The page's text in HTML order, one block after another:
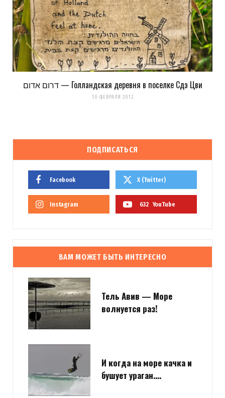
דרום אדום — Голландская деревня в поселке Сдэ Цви
10 ФЕВРАЛЯ 2012
ПОДПИСАТЬСЯ
Facebook X (Twitter)
Instagram 632 YouTube
ВАМ МОЖЕТ БЫТЬ ИНТЕРЕСНО
Тель Авив — Море
волнуется раз!
И когда на море качка и
бушует ураган….